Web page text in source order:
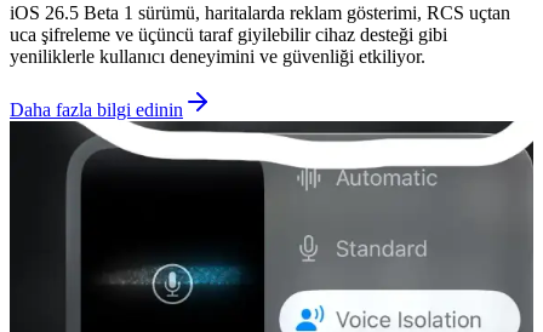
iOS 26.5 Beta 1 sürümü, haritalarda reklam gösterimi, RCS uçtan
uca şifreleme ve üçüncü taraf giyilebilir cihaz desteği gibi
yeniliklerle kullanıcı deneyimini ve güvenliği etkiliyor.
Daha fazla bilgi edinin